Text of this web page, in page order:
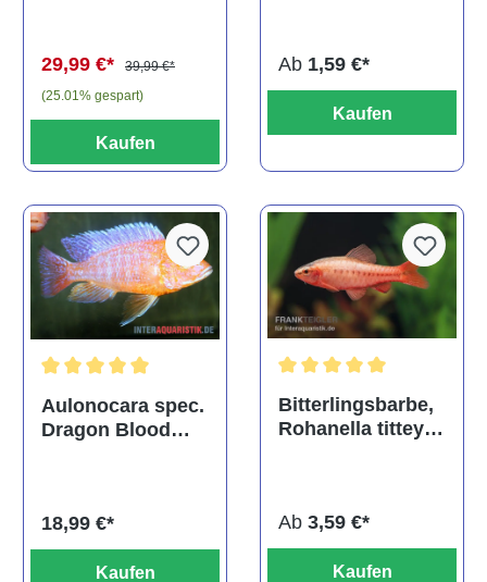
29,99 €*
39,99 €*
(25.01% gespart)
Kaufen
Ab 1,59 €*
Kaufen
Durchschnittliche Bewertung von 5 von 5 Sternen
Aulonocara spec.
Dragon Blood
18,99 €*
Kaufen
Bitterlingsbarbe,
Rohanella titteya,
Ab 3,59 €*
Kaufen